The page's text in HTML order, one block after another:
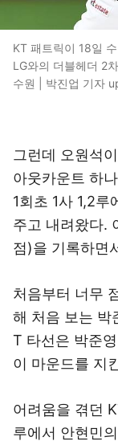
KT 패트릭이 18일
LG와의 더블헤더 2
수원 | 박진업 기자
그런데 오원석
아웃카운트 하
1회초 1사 1,2
주고 내려왔다.
점)을 기록하면
처음부터 너무
해 처음 보는 박
T 타선은 박준
이 마운드를 지
어려움을 겪던
루에서 안현민